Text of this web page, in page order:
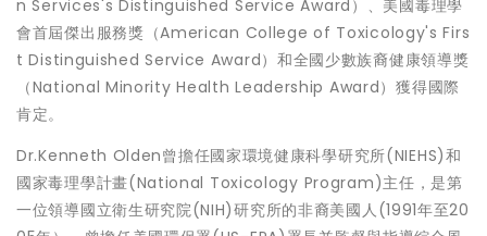
n Services's Distinguished Service Award）、美國毒理學
會首屆傑出服務獎（American College of Toxicology's Firs
t Distinguished Service Award）和全國少數族裔健康領導獎
（National Minority Health Leadership Award）獲得國際
肯定。
Dr.Kenneth Olden曾擔任國家環境健康科學研究所(NIEHS)和
國家毒理學計畫(National Toxicology Program)主任，是第
一位領導國立衛生研究院(NIH)研究所的非裔美國人(1991年至20